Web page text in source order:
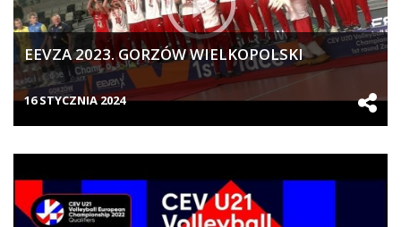
EEVZA 2023. GORZÓW WIELKOPOLSKI
16 STYCZNIA 2024